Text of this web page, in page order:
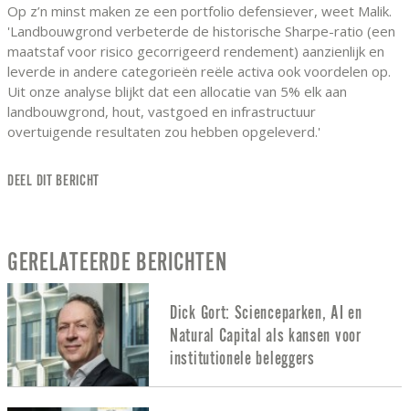
Op z’n minst maken ze een portfolio defensiever, weet Malik.
'Landbouwgrond verbeterde de historische Sharpe-ratio (een
maatstaf voor risico gecorrigeerd rendement) aanzienlijk en
leverde in andere categorieën reële activa ook voordelen op.
Uit onze analyse blijkt dat een allocatie van 5% elk aan
landbouwgrond, hout, vastgoed en infrastructuur
overtuigende resultaten zou hebben opgeleverd.'
DEEL DIT BERICHT
GERELATEERDE BERICHTEN
Dick Gort: Scienceparken, AI en
Natural Capital als kansen voor
institutionele beleggers